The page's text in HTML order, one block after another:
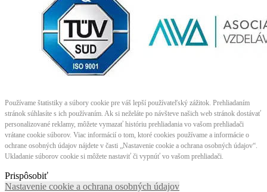
Používame štatistiky a súbory cookie pre váš lepší používateľský zážitok. Prehliadaním
stránok súhlasíte s ich používaním. Ak si neželáte po návšteve našich web stránok dostávať
personalizované reklamy, môžete vymazať históriu prehliadania vo vašom prehliadači
vrátane cookie súborov. Viac informácií o tom, ktoré cookies používame a informácie o
ochrane osobných údajov nájdete v časti „Nastavenie cookie a ochrana osobných údajov“.
Ukladanie súborov cookie si môžete nastaviť či vypnúť vo vašom prehliadači.
Prispôsobiť
Nastavenie cookie a ochrana osobných údajov